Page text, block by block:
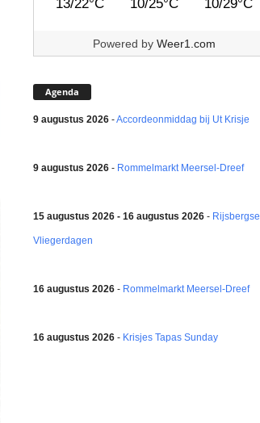
13/22°C 10/25°C 10/29°C
Powered by Weer1.com
Agenda
9 augustus 2026-Accordeonmiddag bij Ut Krisje
9 augustus 2026- Rommelmarkt Meersel-Dreef
15 augustus 2026 - 16 augustus 2026- Rijsbergse
Vliegerdagen
16 augustus 2026- Rommelmarkt Meersel-Dreef
16 augustus 2026- Krisjes Tapas Sunday